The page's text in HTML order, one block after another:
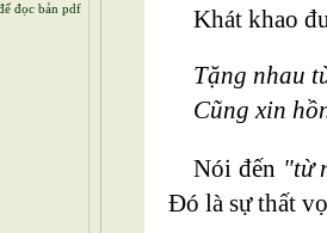
Khát khao
Tặng nhau
Cũng xin
Nói đến "từ
Đó là sự thất